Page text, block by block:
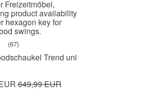
(67)
Trend uni
649,99 EUR